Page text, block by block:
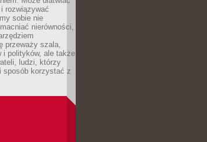
rozwiązywać
sobie nie
nierówności,
przeważy szala,
i polityków, ale także
ludzi, którzy
sposób korzystać z